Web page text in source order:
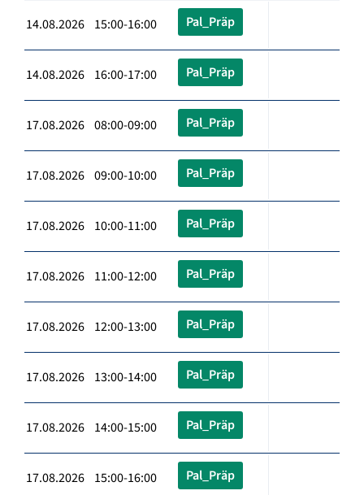
14.08.2026 15:00-16:00 Pal_Präp
14.08.2026 16:00-17:00 Pal_Präp
17.08.2026 08:00-09:00 Pal_Präp
17.08.2026 09:00-10:00 Pal_Präp
17.08.2026 10:00-11:00 Pal_Präp
17.08.2026 11:00-12:00 Pal_Präp
17.08.2026 12:00-13:00 Pal_Präp
17.08.2026 13:00-14:00 Pal_Präp
17.08.2026 14:00-15:00 Pal_Präp
17.08.2026 15:00-16:00 Pal_Präp